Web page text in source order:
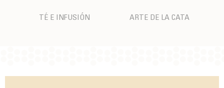
TÉ E INFUSIÓN ARTE DE LA CATA